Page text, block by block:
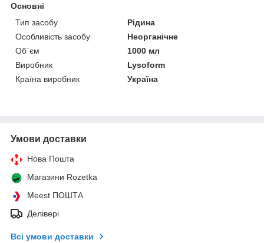
Основні
Тип засобу
Рідина
Особливість засобу
Неорганічне
Об`єм
1000 мл
Виробник
Lysoform
Країна виробник
Україна
Умови доставки
Нова Пошта
Магазини Rozetka
Meest ПОШТА
Делівері
Всі умови доставки